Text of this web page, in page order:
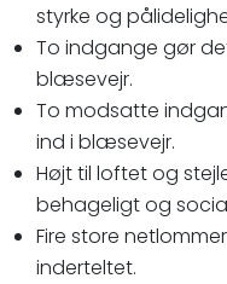
styrke og
To indgange gør
blæsevejr.
To modsatte
ind i blæsevejr.
Højt til loftet og
behageligt og
Fire store
inderteltet.